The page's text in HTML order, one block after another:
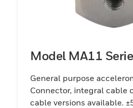
Model MA11
General purpose
Connector, integral cable
cable versions available.